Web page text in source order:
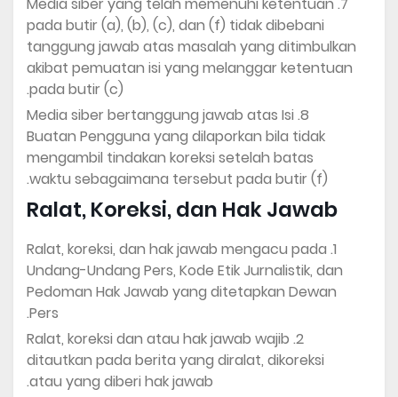
pada butir (a), (b), (c), dan (f) tidak dibebani
tanggung jawab atas masalah yang ditimbulkan
akibat pemuatan isi yang melanggar ketentuan
pada butir (c).
Media siber bertanggung jawab atas Isi
Buatan Pengguna yang dilaporkan bila tidak
mengambil tindakan koreksi setelah batas
waktu sebagaimana tersebut pada butir (f).
Ralat, Koreksi, dan Hak Jawab
Ralat, koreksi, dan hak jawab mengacu pada
Undang-Undang Pers, Kode Etik Jurnalistik, dan
Pedoman Hak Jawab yang ditetapkan Dewan
Pers.
Ralat, koreksi dan atau hak jawab wajib
ditautkan pada berita yang diralat, dikoreksi
atau yang diberi hak jawab.